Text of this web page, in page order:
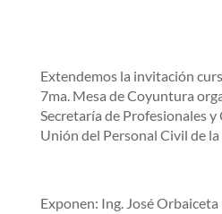
Extendemos la invitación
7ma. Mesa de Coyuntura
Secretaría de Profesionales y
Unión del Personal Civil de
Exponen: Ing. José